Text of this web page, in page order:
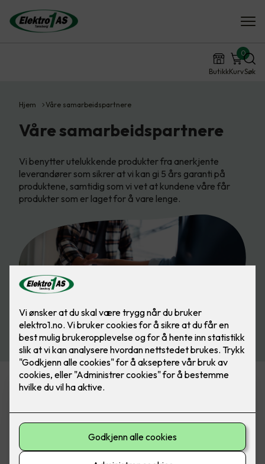
ButikkKurv
0
Søk
Hjem Våre samarbeidspartnere
Våre samarbeidspartnere
Vi benytter utelukkende produkter fra anerkjente
leverandører som sikrer at vi kan gi 5 års garanti på
produktene, samtidig som vi vet at kundene våre får
produkter som er laget for å vare lenge.